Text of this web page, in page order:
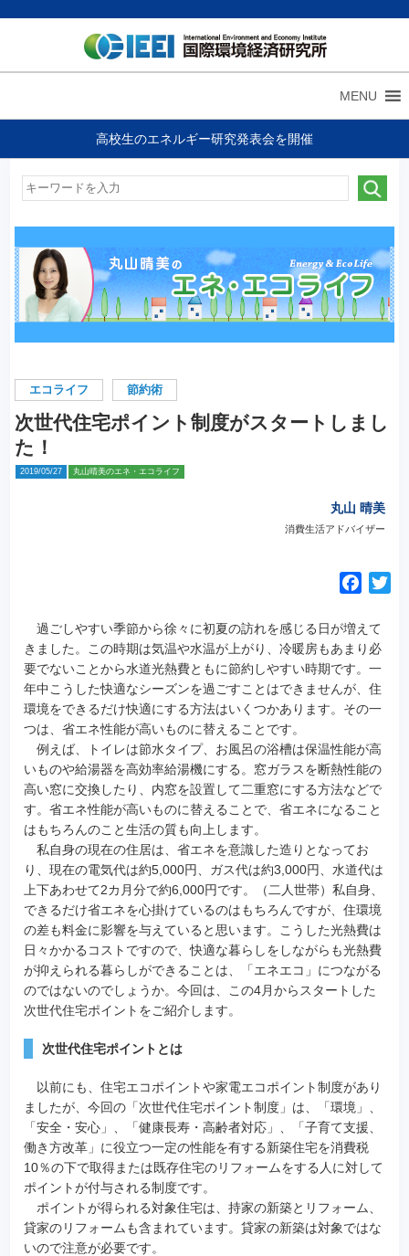
MENU
高校生のエネルギー研究発表会を開催
エコライフ 節約術
次世代住宅ポイント制度がスタートしまし
た！
2019/05/27 丸山晴美のエネ・エコライフ
丸山 晴美
消費生活アドバイザー
c
e
b
o
o
過ごしやすい季節から徐々に初夏の訪れを感じる日が増えて
きました。
この時期は気温や水温が上がり、冷暖房もあまり必
要でないことから水道光熱費ともに節約しやすい時期です。一
年中こうした快適なシーズンを過ごすことはできませんが、住
環境をできるだけ快適にする方法はいくつかあります。その一
つは、省エネ性能が高いものに替えることです。
例えば、トイレは節水タイプ、お風呂の浴槽は保温性能が高
いものや給湯器を高効率給湯機にする。窓ガラスを断熱性能の
高い窓に交換したり、内窓を設置して二重窓にする方法などで
す。省エネ性能が高いものに替えることで、省エネになること
はもちろんのこと生活の質も向上します。
私自身の現在の住居は、省エネを意識した造りとなってお
り、現在の電気代は約5,000円、ガス代は約3,000円、水道代は
上下あわせて2カ月分で約6,000円です。（二人世帯）私自身、
できるだけ省エネを心掛けているのはもちろんですが、住環境
の差も料金に影響を与えていると思います。こうした光熱費は
日々かかるコストですので、快適な暮らしをしながらも光熱費
が抑えられる暮らしができることは、「エネエコ」につながる
のではないのでしょうか。今回は、この4月からスタートした
次世代住宅ポイントをご紹介します。
次世代住宅ポイントとは
以前にも、住宅エコポイントや家電エコポイント制度があり
ましたが、今回の「次世代住宅ポイント制度」は、「環境」、
「安全・安心」、「健康長寿・高齢者対応」、「子育て支援、
働き方改革」に役立つ一定の性能を有する新築住宅を消費税
10％の下で取得または既存住宅のリフォームをする人に対して
ポイントが付与される制度です。
ポイントが得られる対象住宅は、持家の新築とリフォーム、
貸家のリフォームも含まれています。貸家の新築は対象ではな
いので注意が必要です。